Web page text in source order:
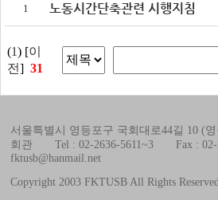
회원조합소식
규정/규칙
사무처 운영규칙
여성위원회 규칙
문서자료실
사진자료실
1 노동시간단축관련 시행지침
(1) [이
전] 31
서울특별시 영등포구 국회대로44길 10 (
회관 Tel : 02-2636-5611~3 Fax :
fktusb@hanmail.net
Copyright 2003 FKTUSB All Rights